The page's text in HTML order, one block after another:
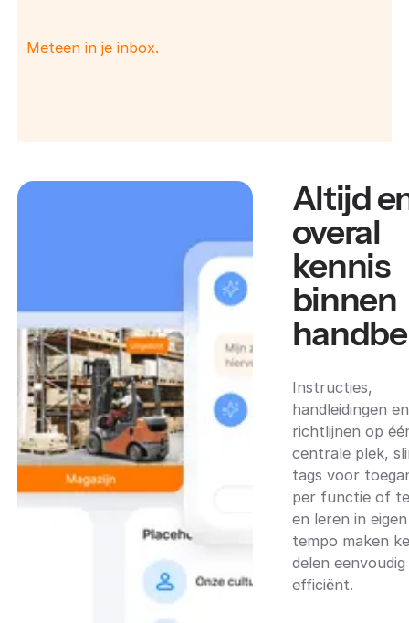
Meteen in je inbox.
Altijd
overal
kennis
binnen
Instructies,
handleidingen
richtlijnen op
centrale plek,
tags voor
per functie of
en leren in eigen
tempo maken
delen eenvoudig
efficiënt.